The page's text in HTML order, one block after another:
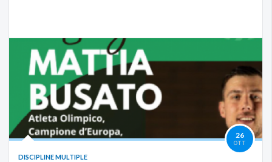
26
OTT
DISCIPLINE MULTIPLE